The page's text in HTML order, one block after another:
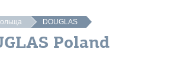
DOUGLAS
Poland